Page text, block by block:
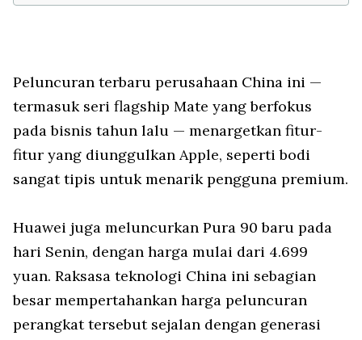
Peluncuran terbaru perusahaan China ini —
termasuk seri flagship Mate yang berfokus
pada bisnis tahun lalu — menargetkan fitur-
fitur yang diunggulkan Apple, seperti bodi
sangat tipis untuk menarik pengguna premium.
Huawei juga meluncurkan Pura 90 baru pada
hari Senin, dengan harga mulai dari 4.699
yuan. Raksasa teknologi China ini sebagian
besar mempertahankan harga peluncuran
perangkat tersebut sejalan dengan generasi